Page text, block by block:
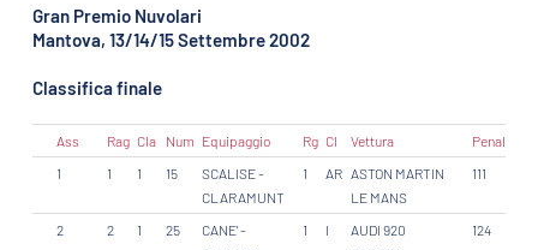
Gran Premio Nuvolari
Mantova, 13/14/15 Settembre 2002
Classifica finale
Ass Rag Cla Num Equipaggio Rg Cl Vettura
Penalita'
1
1 1 15
SCALISE -
CLARAMUNT
1 AR ASTON MARTIN
LE MANS
111
2 2 1 25
CANE' -
1 I
AUDI 920
124